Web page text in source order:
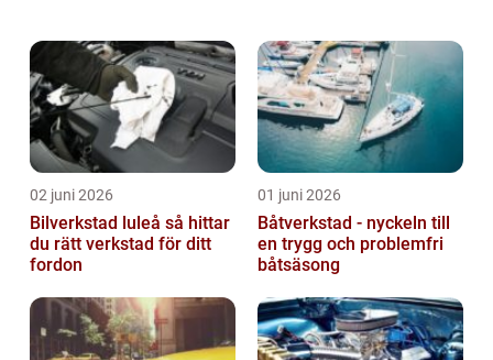
lyx och är eftert...
02 juni 2026
Bilverkstad luleå så hittar
du rätt verkstad för ditt
fordon
01 juni 2026
Båtverkstad - nyckeln till
en trygg och problemfri
båtsäsong